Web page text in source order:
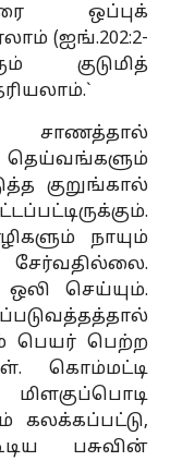
ஒப்புக்
(ஐங்.202:2-
குடுமித்
தெய்வங்களும்
குறுங்கால்
நாயும்
செய்யும்.
பெயர் பெற்ற
கொம்மட்டி
கலக்கப்பட்டு,
பசுவின்